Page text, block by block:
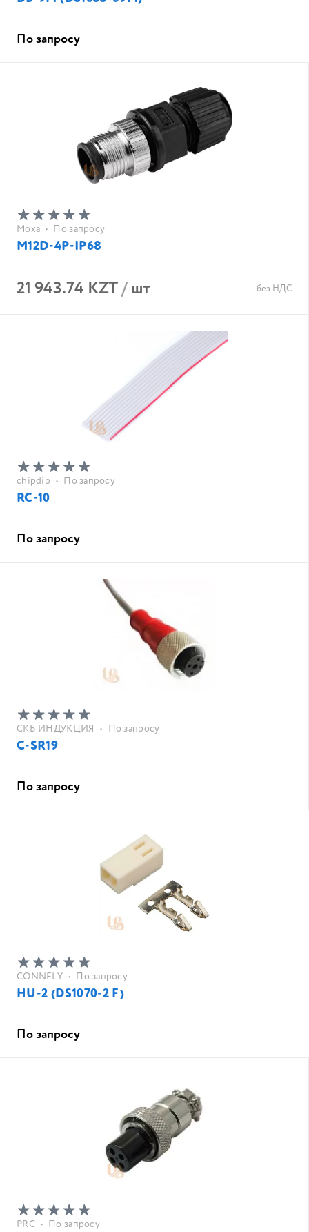
По запросу
Moxa • По запросу
M12D-4P-IP68
21 943.74 KZT/шт без НДС
chipdip • По запросу
RC-10
По запросу
СКБ ИНДУКЦИЯ • По запросу
C-SR19
По запросу
CONNFLY • По запросу
HU-2 (DS1070-2 F)
По запросу
PRC • По запросу